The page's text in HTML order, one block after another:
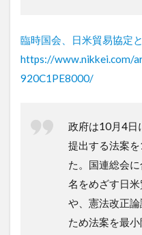
臨時国会、日米貿易協定
https://www.nikkei.com/
920C1PE8000/
政府は10月4日
提出する法案
た。国連総会
名をめざす日
や、憲法改正
ため法案を最小